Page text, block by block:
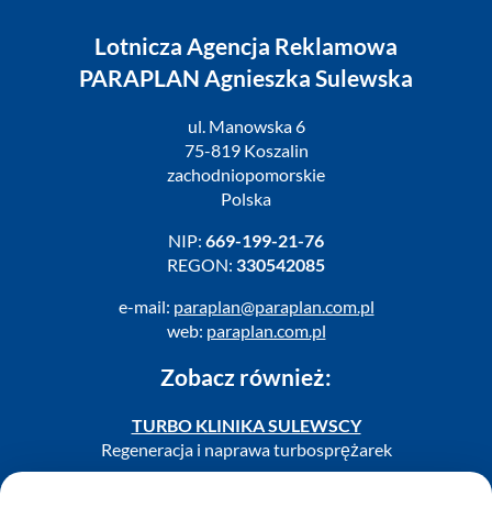
Lotnicza Agencja Reklamowa
PARAPLAN Agnieszka Sulewska
ul. Manowska 6
75-819 Koszalin
zachodniopomorskie
Polska
NIP: 669-199-21-76
REGON: 330542085
e-mail: paraplan@paraplan.com.pl
web: paraplan.com.pl
Zobacz również:
TURBO KLINIKA SULEWSCY
Regeneracja i naprawa turbosprężarek